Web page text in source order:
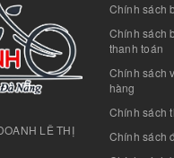
LÊ THỊ
Chính sách
Chính sách
thanh toán
Chính sách
hàng
Chính sách
Chính sách